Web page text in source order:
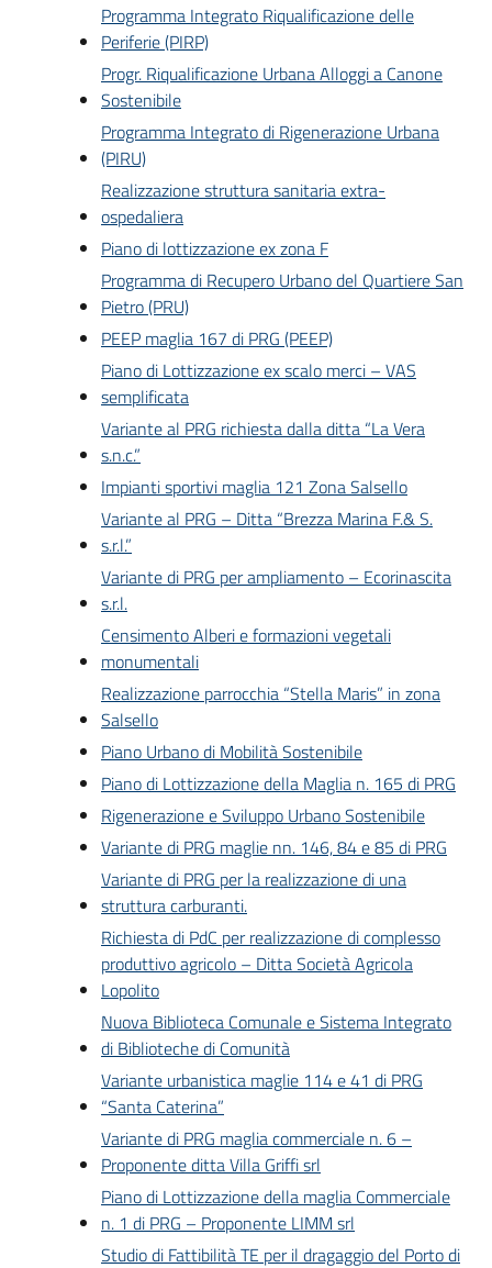
Programma Integrato Riqualificazione delle
Periferie (PIRP)
Progr. Riqualificazione Urbana Alloggi a Canone
Sostenibile
Programma Integrato di Rigenerazione Urbana
(PIRU)
Realizzazione struttura sanitaria extra-
ospedaliera
Piano di lottizzazione ex zona F
Programma di Recupero Urbano del Quartiere San
Pietro (PRU)
PEEP maglia 167 di PRG (PEEP)
Piano di Lottizzazione ex scalo merci – VAS
semplificata
Variante al PRG richiesta dalla ditta “La Vera
s.n.c.”
Impianti sportivi maglia 121 Zona Salsello
Variante al PRG – Ditta “Brezza Marina F.& S.
s.r.l.”
Variante di PRG per ampliamento – Ecorinascita
s.r.l.
Censimento Alberi e formazioni vegetali
monumentali
Realizzazione parrocchia “Stella Maris” in zona
Salsello
Piano Urbano di Mobilità Sostenibile
Piano di Lottizzazione della Maglia n. 165 di PRG
Rigenerazione e Sviluppo Urbano Sostenibile
Variante di PRG maglie nn. 146, 84 e 85 di PRG
Variante di PRG per la realizzazione di una
struttura carburanti.
Richiesta di PdC per realizzazione di complesso
produttivo agricolo – Ditta Società Agricola
Lopolito
Nuova Biblioteca Comunale e Sistema Integrato
di Biblioteche di Comunità
Variante urbanistica maglie 114 e 41 di PRG
“Santa Caterina”
Variante di PRG maglia commerciale n. 6 –
Proponente ditta Villa Griffi srl
Piano di Lottizzazione della maglia Commerciale
n. 1 di PRG – Proponente LIMM srl
Studio di Fattibilità TE per il dragaggio del Porto di